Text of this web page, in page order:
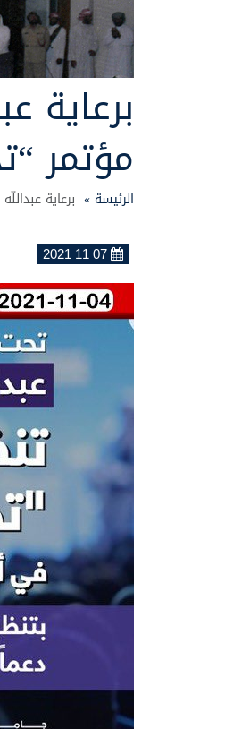
برعاية
مؤتمر
الرئيسة » برعاية